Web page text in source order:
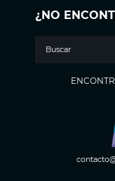
¿NO